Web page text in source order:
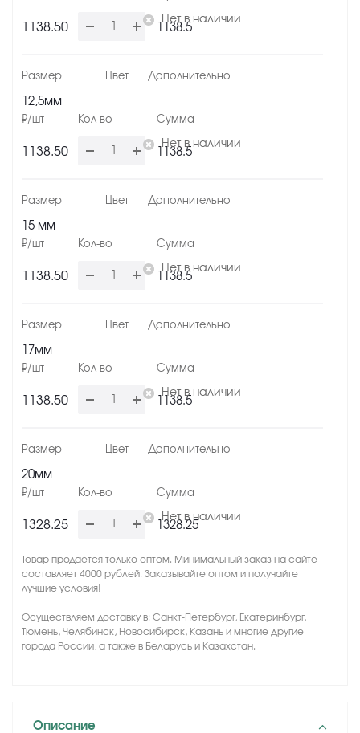
1138.50 1138.5
Нет в наличии
12,5мм
1138.50 1138.5
Нет в наличии
15 мм
1138.50 1138.5
Нет в наличии
17мм
1138.50 1138.5
Нет в наличии
20мм
1328.25 1328.25
Нет в наличии
Товар продается только оптом. Минимальный заказ на сайте
составляет 4000 рублей. Заказывайте оптом и получайте
лучшие условия!
Осуществляем доставку в: Санкт-Петербург, Екатеринбург,
Тюмень, Челябинск, Новосибирск, Казань и многие другие
города России, а также в Беларусь и Казахстан.
Описание